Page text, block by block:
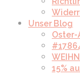
Unser Blog
Oster-
15%